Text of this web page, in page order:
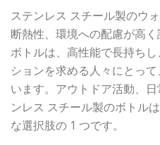
ステンレス スチール製のウ
断熱性、環境への配慮が高
ボトルは、高性能で長持ち
ションを求める人々にとっ
います。アウトドア活動、
ンレス スチール製のボトル
な選択肢の 1 つです。